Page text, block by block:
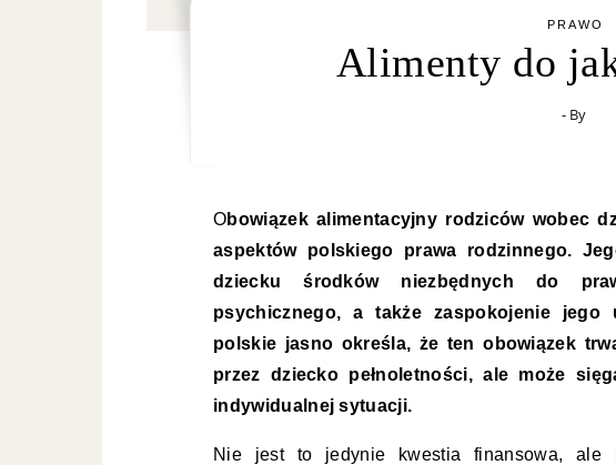
PRAWO
Alimenty do
- By
Obowiązek alimentacyjny rodziców wobec dzieci jest jednym z fundamentalnych
aspektów polskiego prawa rodzinnego.
dziecku środków niezbędnych do
psychicznego, a także zaspokojenie jego
polskie jasno określa, że ten obowiązek
przez dziecko pełnoletności, ale może
indywidualnej sytuacji.
Nie jest to jedynie kwestia finansowa, ale